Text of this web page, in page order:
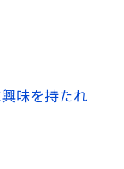
味を持たれ